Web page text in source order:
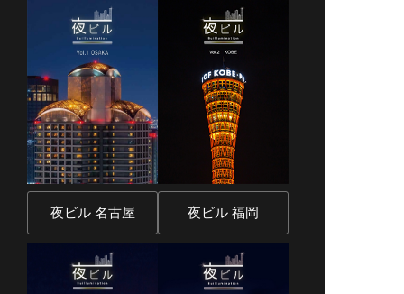
夜ビル 名古屋 夜ビル 福岡